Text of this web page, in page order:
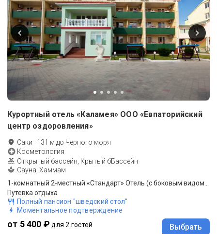
Курортный отель «Каламея» ООО «Евпаторийский
центр оздоровления»
Саки · 131 м до Черного моря
Косметология
Открытый бассейн, Крытый бБассейн
Сауна, Хаммам
Путевка отдыха
Полный пансион "шведский стол"
Моментальное подтверждение
от 5 400 ₽ для 2 гостей Выбрать